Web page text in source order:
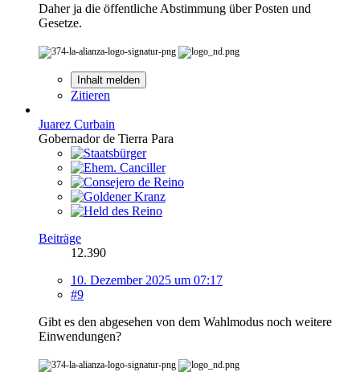
Daher ja die öffentliche Abstimmung über Posten und
Gesetze.
Inhalt melden
Zitieren
Juarez Curbain
Gobernador de Tierra Para
Beiträge
12.390
10. Dezember 2025 um 07:17
#9
Gibt es den abgesehen von dem Wahlmodus noch weitere
Einwendungen?